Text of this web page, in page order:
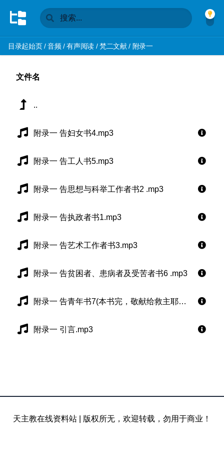
目录起始页/音频/有声阅读 /梵二文献/ 附录一
文件名
..
附录一 告妇女书4.mp3
附录一 告工人书5.mp3
附录一 告思想与科举工作者书2 .mp3
附录一 告执政者书1.mp3
附录一 告艺术工作者书3.mp3
附录一 告贫困者、患病者及受苦者书6 .mp3
附录一 告青年书7(本书完，敬献给救主耶稣).mp3
附录一 引言.mp3
天主教在线资料站 版权所无，欢迎转载，勿用于商业！